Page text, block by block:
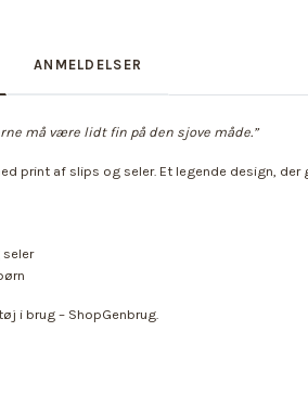
ANMELDELSER
må være lidt fin på den sjove måde.”
print af slips og seler. Et legende design,
seler
i brug – ShopGenbrug.